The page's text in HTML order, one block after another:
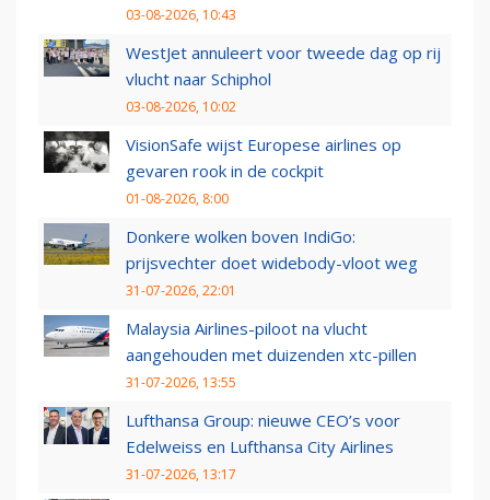
03-08-2026, 10:43
WestJet annuleert voor tweede dag op rij
vlucht naar Schiphol
03-08-2026, 10:02
VisionSafe wijst Europese airlines op
gevaren rook in de cockpit
01-08-2026, 8:00
Donkere wolken boven IndiGo:
prijsvechter doet widebody-vloot weg
31-07-2026, 22:01
Malaysia Airlines-piloot na vlucht
aangehouden met duizenden xtc-pillen
31-07-2026, 13:55
Lufthansa Group: nieuwe CEO’s voor
Edelweiss en Lufthansa City Airlines
31-07-2026, 13:17